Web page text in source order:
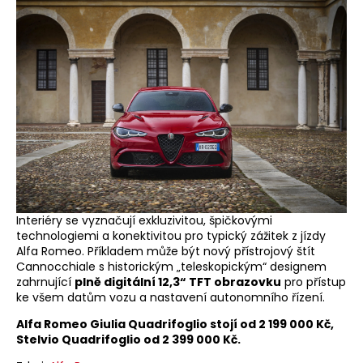
Interiéry se vyznačují exkluzivitou, špičkovými
technologiemi a konektivitou pro typický zážitek z jízdy
Alfa Romeo. Příkladem může být nový přístrojový štít
Cannocchiale s historickým „teleskopickým“ designem
zahrnující plně digitální 12,3“ TFT obrazovku pro přístup
ke všem datům vozu a nastavení autonomního řízení.
Alfa Romeo Giulia Quadrifoglio stojí od 2 199 000 Kč,
Stelvio Quadrifoglio od 2 399 000 Kč.